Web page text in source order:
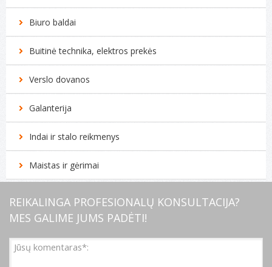
Biuro baldai
Buitinė technika, elektros prekės
Verslo dovanos
Galanterija
Indai ir stalo reikmenys
Maistas ir gėrimai
REIKALINGA PROFESIONALŲ KONSULTACIJA?
MES GALIME JUMS PADĖTI!